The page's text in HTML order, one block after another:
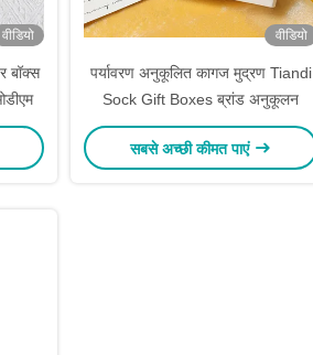
वीडियो
बॉक्स
वीडियो
पर्यावरण अनुकूलित कागज मुद्रण Tiandi
Sock Gift Boxes ब्रांड अनुकूलन
सबसे अच्छी कीमत पाएं